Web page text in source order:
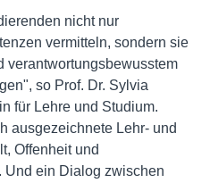
nicht nur
vermitteln, sondern sie
verantwortungsbewusstem
so Prof. Dr. Sylvia
für Lehre und Studium.
ausgezeichnete Lehr- und
Offenheit und
Und ein Dialog zwischen